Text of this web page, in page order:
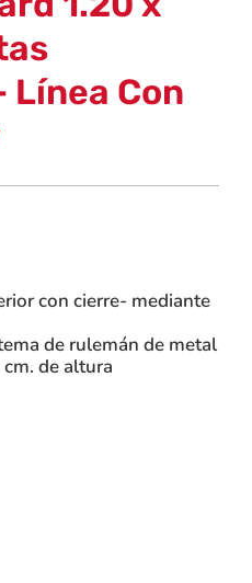
Línea Con
con cierre- mediante
de rulemán de metal
de altura